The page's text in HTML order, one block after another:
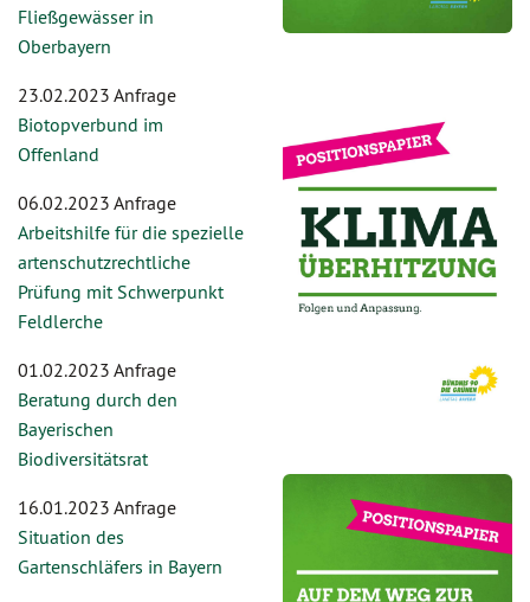
Fließgewässer in
Oberbayern
23.02.2023 Anfrage
Biotopverbund im
Offenland
06.02.2023 Anfrage
Arbeitshilfe für die spezielle
artenschutzrechtliche
Prüfung mit Schwerpunkt
Feldlerche
01.02.2023 Anfrage
Beratung durch den
Bayerischen
Biodiversitätsrat
16.01.2023 Anfrage
Situation des
Gartenschläfers in Bayern